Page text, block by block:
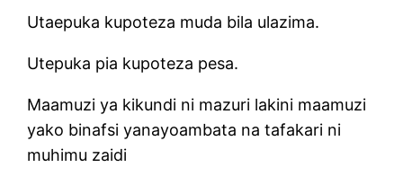
Utaepuka kupoteza muda bila ulazima.
Utepuka pia kupoteza pesa.
Maamuzi ya kikundi ni mazuri lakini maamuzi
yako binafsi yanayoambata na tafakari ni
muhimu zaidi